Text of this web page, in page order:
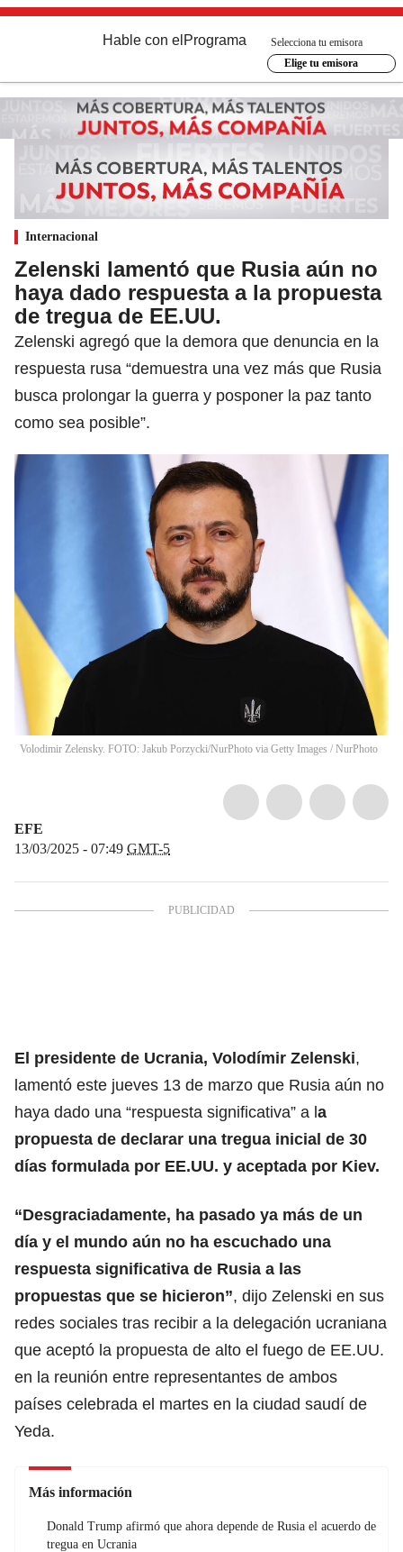
Hable con el Programa
Selecciona tu emisora
Elige tu emisora
Internacional
Zelenski lamentó que Rusia aún no
haya dado respuesta a la propuesta
de tregua de EE.UU.
Zelenski agregó que la demora que denuncia en la
respuesta rusa “demuestra una vez más que Rusia
busca prolongar la guerra y posponer la paz tanto
como sea posible”.
Volodimir Zelensky. FOTO: Jakub Porzycki/NurPhoto via Getty Images / NurPhoto
EFE
13/03/2025 - 07:49 GMT-5
El presidente de Ucrania, Volodímir Zelenski,
lamentó este jueves 13 de marzo que Rusia aún no
haya dado una “respuesta significativa” a la
propuesta de declarar una tregua inicial de 30
días formulada por EE.UU. y aceptada por Kiev.
“Desgraciadamente, ha pasado ya más de un
día y el mundo aún no ha escuchado una
respuesta significativa de Rusia a las
propuestas que se hicieron”, dijo Zelenski en sus
redes sociales tras recibir a la delegación ucraniana
que aceptó la propuesta de alto el fuego de EE.UU.
en la reunión entre representantes de ambos
países celebrada el martes en la ciudad saudí de
Yeda.
Más información
Donald Trump afirmó que ahora depende de Rusia el acuerdo de
tregua en Ucrania